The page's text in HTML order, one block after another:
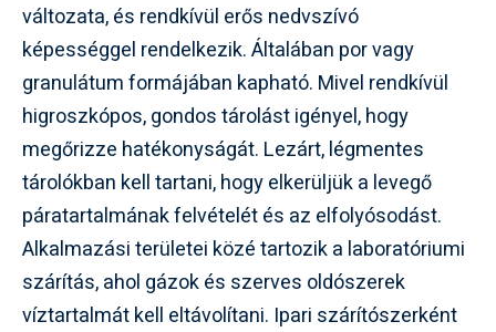
változata, és rendkívül erős nedvszívó
képességgel rendelkezik. Általában por vagy
granulátum formájában kapható. Mivel rendkívül
higroszkópos, gondos tárolást igényel, hogy
megőrizze hatékonyságát. Lezárt, légmentes
tárolókban kell tartani, hogy elkerüljük a levegő
páratartalmának felvételét és az elfolyósodást.
Alkalmazási területei közé tartozik a laboratóriumi
szárítás, ahol gázok és szerves oldószerek
víztartalmát kell eltávolítani. Ipari szárítószerként